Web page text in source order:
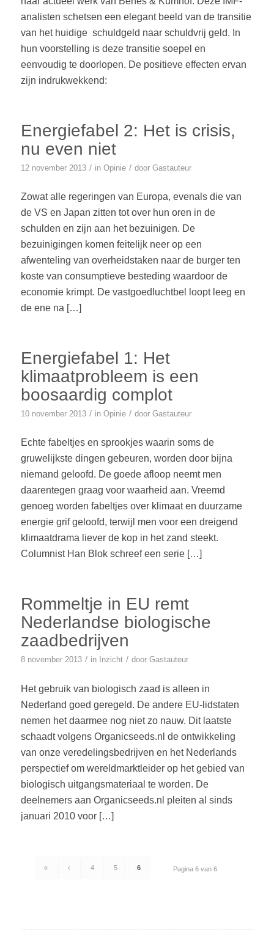
analisten schetsen een elegant beeld van de transitie
van het huidige schuldgeld naar schuldvrij geld. In
hun voorstelling is deze transitie soepel en
eenvoudig te doorlopen. De positieve effecten ervan
zijn indrukwekkend:
Energiefabel 2: Het is crisis,
nu even niet
12 november 2013 / in Opinie / door Gastauteur
Zowat alle regeringen van Europa, evenals die van
de VS en Japan zitten tot over hun oren in de
schulden en zijn aan het bezuinigen. De
bezuinigingen komen feitelijk neer op een
afwenteling van overheidstaken naar de burger ten
koste van consumptieve besteding waardoor de
economie krimpt. De vastgoedluchtbel loopt leeg en
de ene na […]
Energiefabel 1: Het
klimaatprobleem is een
boosaardig complot
10 november 2013 / in Opinie / door Gastauteur
Echte fabeltjes en sprookjes waarin soms de
gruwelijkste dingen gebeuren, worden door bijna
niemand geloofd. De goede afloop neemt men
daarentegen graag voor waarheid aan. Vreemd
genoeg worden fabeltjes over klimaat en duurzame
energie grif geloofd, terwijl men voor een dreigend
klimaatdrama liever de kop in het zand steekt.
Columnist Han Blok schreef een serie […]
Rommeltje in EU remt
Nederlandse biologische
zaadbedrijven
8 november 2013 / in Inzicht / door Gastauteur
Het gebruik van biologisch zaad is alleen in
Nederland goed geregeld. De andere EU-lidstaten
nemen het daarmee nog niet zo nauw. Dit laatste
schaadt volgens Organicseeds.nl de ontwikkeling
van onze veredelingsbedrijven en het Nederlands
perspectief om wereldmarktleider op het gebied van
biologisch uitgangsmateriaal te worden. De
deelnemers aan Organicseeds.nl pleiten al sinds
januari 2010 voor […]
Pagina 6 van 6
« ‹ 4 5 6